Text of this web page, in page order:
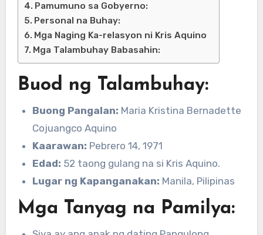
Pamumuno sa Gobyerno:
Personal na Buhay:
Mga Naging Ka-relasyon ni Kris Aquino
Mga Talambuhay Babasahin:
Buod ng Talambuhay:
Buong Pangalan: Maria Kristina Bernadette
Cojuangco Aquino
Kaarawan: Pebrero 14, 1971
Edad: 52 taong gulang na si Kris Aquino.
Lugar ng Kapanganakan: Manila, Pilipinas
Mga Tanyag na Pamilya: